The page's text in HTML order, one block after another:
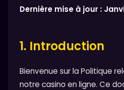
Dernière mise à jour :
1. Introduction
Bienvenue sur la Politique
notre casino en ligne. Ce